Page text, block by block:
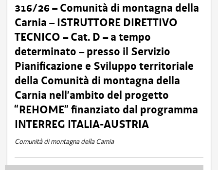
316/26 – Comunità di montagna della
Carnia – ISTRUTTORE DIRETTIVO
TECNICO – Cat. D – a tempo
determinato – presso il Servizio
Pianificazione e Sviluppo territoriale
della Comunità di montagna della
Carnia nell’ambito del progetto
“REHOME” finanziato dal programma
INTERREG ITALIA-AUSTRIA
Comunità di montagna della Carnia